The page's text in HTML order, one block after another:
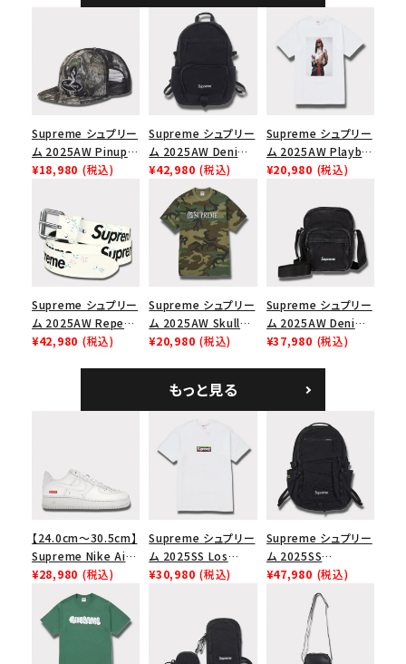
ャップ ブラック
Supreme シュプリー
ム 2025AW Pinup
Mesh Back 5-Panel
ュバック 5パネルキャ
ップ トゥルーティン
バーHTC フォールカ
¥18,980 (税込)
Supreme シュプリー
ム 2025AW Denim
Backpack デニム バ
ックパック ブラック
¥42,980 (税込)
Supreme シュプリー
ム 2025AW Playboi
Carti Tee プレイボ
¥20,980 (税込)
Supreme シュプリー
ム 2025AW Repeat
Leather Belt リピー
¥42,980 (税込)
Supreme シュプリー
ム 2025AW Skull
Tee スカル Tシャ
¥20,980 (税込)
Supreme シュプリー
ム 2025AW Denim
Shoulder Bag デニ
¥37,980 (税込)
もっと見る
【24.0cm～30.5cm】
Supreme Nike Air
Force 1 Low シュプ
リーム ナイキエアフォ
ース１スニーカー シ
ューズ ホワイト
¥28,980 (税込)
Supreme シュプリー
ム 2025SS Los
Angeles Fire Relief
スロゴTシャツ ホワ
¥30,980 (税込)
Supreme シュプリー
ム 2025SS
Backpack バックパッ
ク ブラック 黒
¥47,980 (税込)